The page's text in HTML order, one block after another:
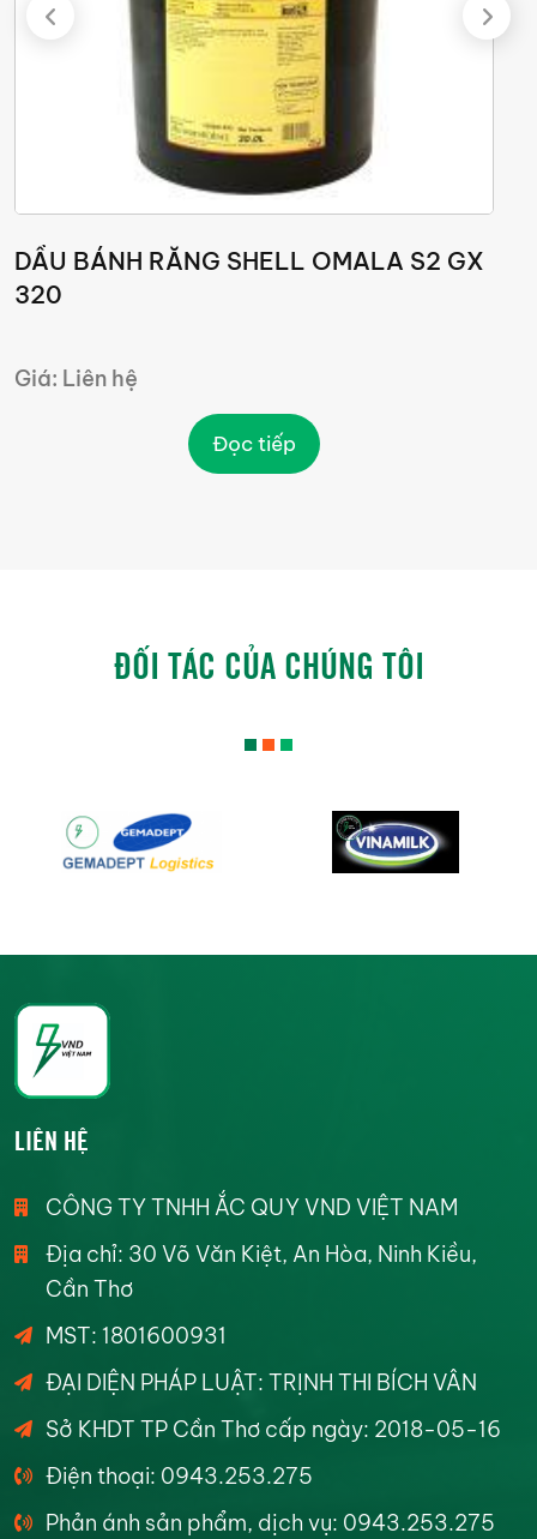
DẦU BÁNH RĂNG SHELL OMALA S2 GX
320
Giá: Liên hệ
Đọc tiếp
ĐỐI TÁC CỦA CHÚNG TÔI
LIÊN HỆ
CÔNG TY TNHH ẮC QUY VND VIỆT NAM
Địa chỉ: 30 Võ Văn Kiệt, An Hòa, Ninh Kiều,
Cần Thơ
MST: 1801600931
ĐẠI DIỆN PHÁP LUẬT: TRỊNH THI BÍCH VÂN
Sở KHDT TP Cần Thơ cấp ngày: 2018-05-16
Điện thoại: 0943.253.275
Phản ánh sản phẩm, dịch vụ: 0943.253.275